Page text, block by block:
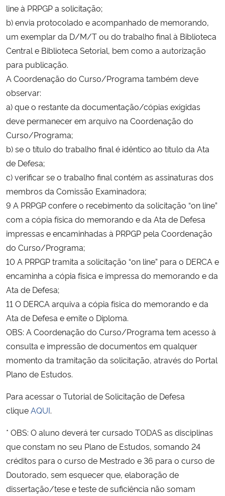
Planalto
line à PRPGP a solicitação;
b) envia protocolado e acompanhado de memorando,
um exemplar da D/M/T ou do trabalho final à Biblioteca
Central e Biblioteca Setorial, bem como a autorização
para publicação.
A Coordenação do Curso/Programa também deve
observar:
a) que o restante da documentação/cópias exigidas
deve permanecer em arquivo na Coordenação do
Curso/Programa;
b) se o título do trabalho final é idêntico ao título da Ata
de Defesa;
c) verificar se o trabalho final contém as assinaturas dos
membros da Comissão Examinadora;
9 A PRPGP confere o recebimento da solicitação “on line”
com a cópia física do memorando e da Ata de Defesa
impressas e encaminhadas à PRPGP pela Coordenação
do Curso/Programa;
10 A PRPGP tramita a solicitação “on line” para o DERCA e
encaminha a cópia física e impressa do memorando e da
Ata de Defesa;
11 O DERCA arquiva a cópia física do memorando e da
Ata de Defesa e emite o Diploma.
OBS: A Coordenação do Curso/Programa tem acesso à
consulta e impressão de documentos em qualquer
momento da tramitação da solicitação, através do Portal
Plano de Estudos.
Para acessar o Tutorial de Solicitação de Defesa
cliqueAQUI.
* OBS: O aluno deverá ter cursado TODAS as disciplinas
que constam no seu Plano de Estudos, somando 24
créditos para o curso de Mestrado e 36 para o curso de
Doutorado, sem esquecer que, elaboração de
dissertação/tese e teste de suficiência não somam